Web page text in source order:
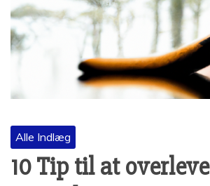
Alle Indlæg
10 Tip til at overleve